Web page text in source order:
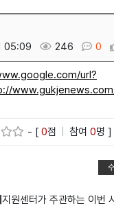
05:09
246 0
url?
- [ 0점 참여 0명 ]
지원센터가 주관하는 이번